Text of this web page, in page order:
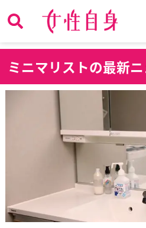
ミニマリストの最新